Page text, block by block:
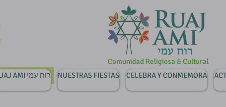
Comunidad Religiosa & Cultural
RUAJ AMI רוח עמי NUESTRAS FIESTAS CELEBRA Y CONMEMORA